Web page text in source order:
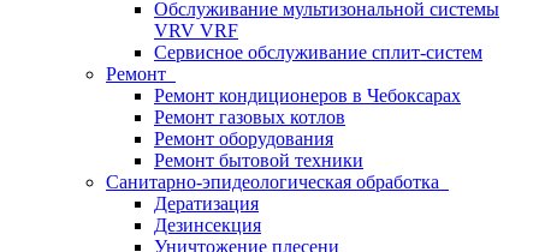
Обслуживание мультизональной системы
VRV VRF
Сервисное обслуживание сплит-систем
Ремонт
Ремонт кондиционеров в Чебоксарах
Ремонт газовых котлов
Ремонт оборудования
Ремонт бытовой техники
Санитарно-эпидеологическая обработка
Дератизация
Дезинсекция
Уничтожение плесени